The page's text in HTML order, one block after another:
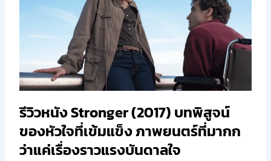
รีวิวหนัง Stronger (2017) บทพิสูจน์
ของหัวใจที่เข้มแข็ง ภาพยนตร์ที่มากก
ว่าแค่เรื่องราวแรงบันดาลใจ